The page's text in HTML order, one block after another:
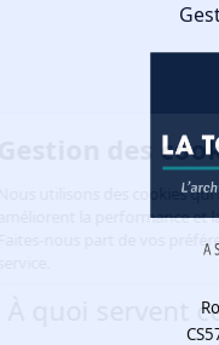
Gestion des
Nous utilisons des
améliorent la
Faites-nous part de vos
À quoi